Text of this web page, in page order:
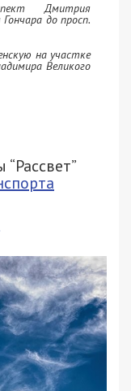
Дмитрия
до просп.
на участке
Великого